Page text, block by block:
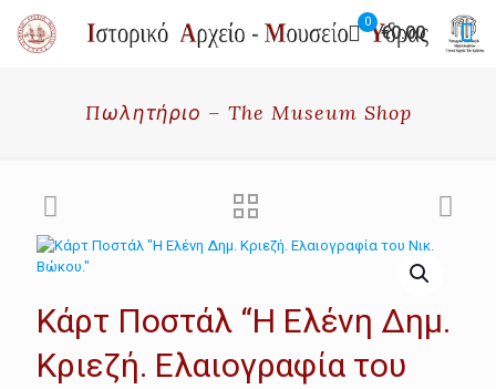
0
€0.00
Πωλητήριο – The Museum Shop
Κάρτ Ποστάλ “Η Ελένη Δημ.
Κριεζή. Ελαιογραφία του